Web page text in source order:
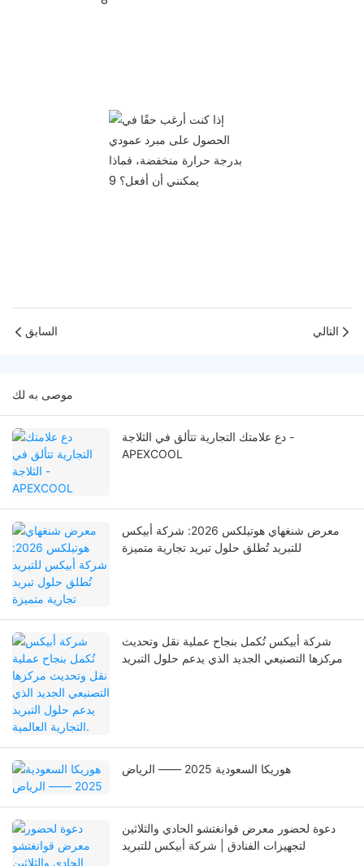
السابق التالي
موصى به لك
دع علامتك التجارية تتألق في الثلاجة -
APEXCOOL
معرض شنغهاي هوتيلكس 2026: شركة أبيكس
للتبريد تُطلق حلول تبريد تجارية متميزة
شركة أبيكس تُكمل بنجاح عملية نقل وتحديث
مركزها التصنيعي الجديد الذي يدعم حلول التبريد
هوريكا السعودية 2025 —— الرياض
دعوة لحضور معرض قوانغتشو الحادي والثلاثين
لتجهيزات الفنادق | شركة أبيكس للتبريد